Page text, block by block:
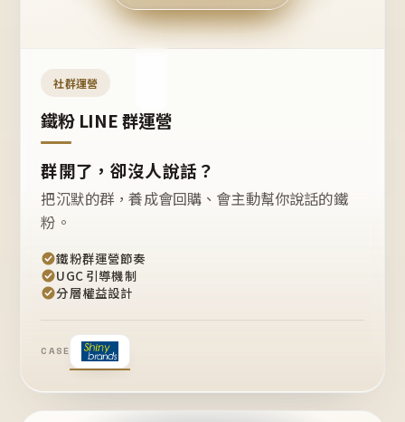
開團
嗎？
社群運營
鐵粉 LINE 群運營
群開了，卻沒人說話？
把沉默的群，養成會回購、會主動幫你說話的鐵
粉。
鐵粉群運營節奏
UGC 引導機制
分層權益設計
CASE